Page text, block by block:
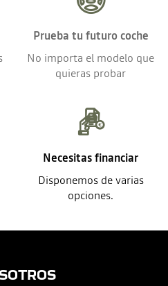
Prueba tu futuro coche
No importa el modelo que
quieras probar
Necesitas financiar
Disponemos de varias
opciones.